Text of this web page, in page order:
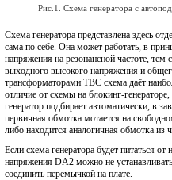
Рис.1. Схема генератора с
Схема генератора представлена здесь
сама по себе. Она может работать, в
напряжения на резонансной частоте,
выходного высокого напряжения и
трансформаторами ТВС схема даёт
отличие от схемы на блокинг-
генератор подбирает автоматически, в
первичная обмотка мотается на
либо находится аналогичная обмотка
Если схема генератора будет питаться
напряжения DA2 можно не
соединить перемычкой на плате.